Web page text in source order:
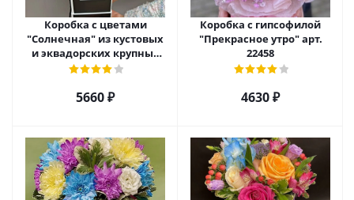
Коробка с цветами
"Солнечная" из кустовых
и эквадорских крупных
роз с гипсофилой арт.
5660 ₽
Коробка с гипсофилой
"Прекрасное утро" арт.
22458
4630 ₽